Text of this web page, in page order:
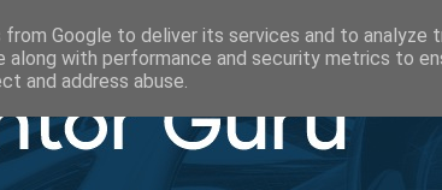
Google to deliver its services and to analyze
along with performance and security metrics to
and address abuse.